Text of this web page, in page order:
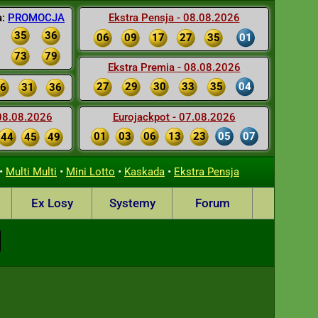
PROMOCJA
35
36
73
79
31 36
44
45 49
Ekstra Pensja - 08.08.2026
06
09 17 27 35 01
Ekstra Premia - 08.08.2026
27
29 30 33 35 04
Eurojackpot - 07.08.2026
01
03 06 13 23 05 07
Multi Multi • Mini Lotto • Kaskada • Ekstra Pensja
Ex Losy Systemy Forum